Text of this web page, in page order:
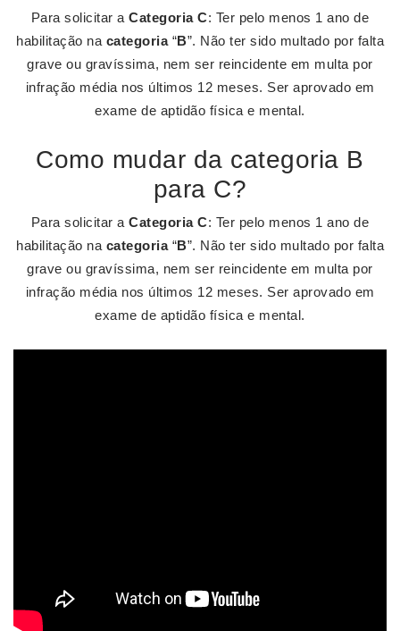
Para solicitar aCategoria C: Ter pelo menos 1 ano de
habilitação na categoria“B”. Não ter sido multado por falta
grave ou gravíssima, nem ser reincidente em multa por
infração média nos últimos 12 meses. Ser aprovado em
exame de aptidão física e mental.
Como mudar da categoria B
para C?
Para solicitar aCategoria C: Ter pelo menos 1 ano de
habilitação na categoria“B”. Não ter sido multado por falta
grave ou gravíssima, nem ser reincidente em multa por
infração média nos últimos 12 meses. Ser aprovado em
exame de aptidão física e mental.